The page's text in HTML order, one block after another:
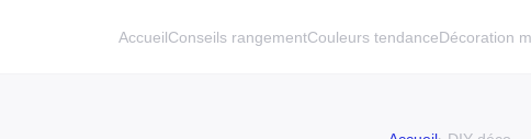
AccueilConseils rangementCouleurs tendanceDécoration